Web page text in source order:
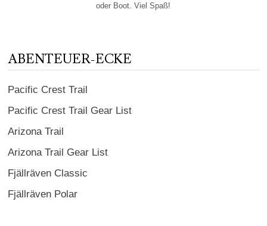
oder Boot. Viel Spaß!
ABENTEUER-ECKE
Pacific Crest Trail
Pacific Crest Trail Gear List
Arizona Trail
Arizona Trail Gear List
Fjällräven Classic
Fjällräven Polar